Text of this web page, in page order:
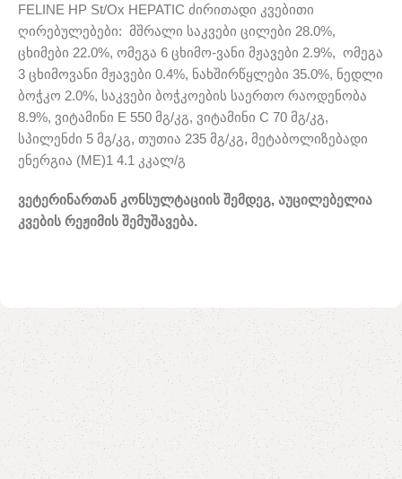
FELINE HP St/Ox HEPATIC ძირითადი კვებითი
ღირებულებები: მშრალი საკვები ცილები 28.0%,
ცხიმები 22.0%, ომეგა 6 ცხიმო-ვანი მჟავები 2.9%, ომეგა
3 ცხიმოვანი მჟავები 0.4%, ნახშირწყლები 35.0%, ნედლი
ბოჭკო 2.0%, საკვები ბოჭკოების საერთო რაოდენობა
8.9%, ვიტამინი E 550 მგ/კგ, ვიტამინი C 70 მგ/კგ,
სპილენძი 5 მგ/კგ, თუთია 235 მგ/კგ, მეტაბოლიზებადი
ენერგია (ME)1 4.1 კკალ/გ
ვეტერინართან კონსულტაციის შემდეგ, აუცილებელია
კვების რეჟიმის შემუშავება.